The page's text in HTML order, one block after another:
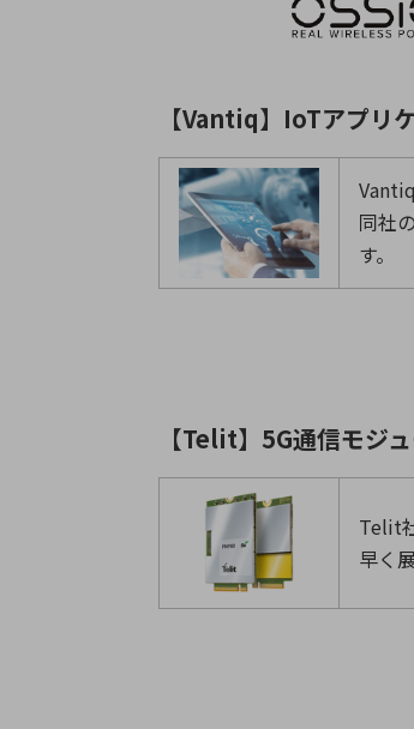
【Vantiq】IoTアプリ
同社
す。
【Telit】5G通信モジ
Telit
早く